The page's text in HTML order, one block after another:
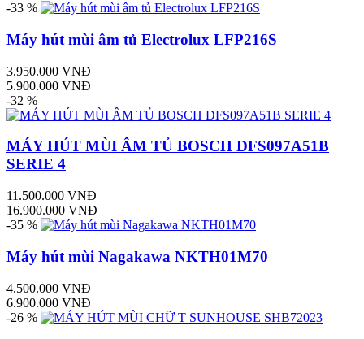
-33 %
Máy hút mùi âm tủ Electrolux LFP216S
3.950.000 VNĐ
5.900.000 VNĐ
-32 %
MÁY HÚT MÙI ÂM TỦ BOSCH DFS097A51B
SERIE 4
11.500.000 VNĐ
16.900.000 VNĐ
-35 %
Máy hút mùi Nagakawa NKTH01M70
4.500.000 VNĐ
6.900.000 VNĐ
-26 %